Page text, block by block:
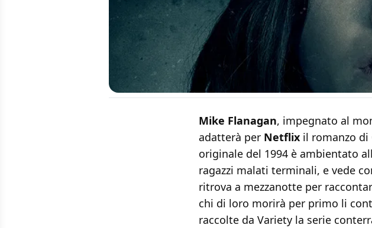
Mike Flanagan, impegnato al
adatterà per Netflix il romanzo di
originale del 1994 è ambientato
ragazzi malati terminali, e vede
ritrova a mezzanotte per
chi di loro morirà per primo li
raccolte da Variety la serie